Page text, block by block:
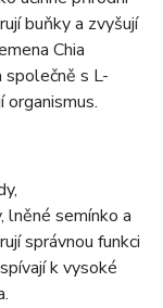
buňky a zvyšují
Chia
společně s L-
lněné semínko a
správnou funkci
k vysoké